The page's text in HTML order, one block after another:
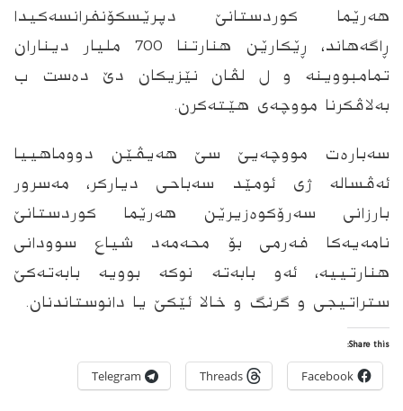
هه‌رێما كوردستانێ دپرێسكۆنفرانسه‌كیدا
ڕاگه‌هاند، ڕێكارێن هنارتنا 700 ملیار دیناران
تمامبووینه‌ و ل لڤان نێزیكان دێ ده‌ست ب
به‌لاڤكرنا مووچه‌ى هێته‌كرن.
سه‌باره‌ت مووچه‌یێ سێ هه‌یڤێن دووماهییا
ئه‌ڤساله‌ ژى ئومێد سه‌باحى دیاركر، مه‌سرور
بارزانى سه‌رۆكوه‌زیرێن هه‌رێما كوردستانێ
نامه‌یه‌كا فه‌رمى بۆ محه‌مه‌د شیاع سوودانى
هنارتییه‌، ئه‌و بابه‌ته‌ نوكه‌ بوویه‌ بابه‌ته‌كێ
ستراتیجى و گرنگ و خالا ئێكێ یا دانوستاندنان.
Share this:
Facebook
Threads
Telegram